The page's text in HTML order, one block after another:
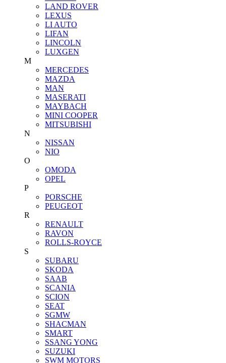
LAND ROVER
LEXUS
LI AUTO
LIFAN
LINCOLN
LUXGEN
M
MERCEDES
MAZDA
MAN
MASERATI
MAYBACH
MINI COOPER
MITSUBISHI
N
NISSAN
NIO
O
OMODA
OPEL
P
PORSCHE
PEUGEOT
R
RENAULT
RAVON
ROLLS-ROYCE
S
SUBARU
SKODA
SAAB
SCANIA
SCION
SEAT
SGMW
SHACMAN
SMART
SSANG YONG
SUZUKI
SWM MOTORS